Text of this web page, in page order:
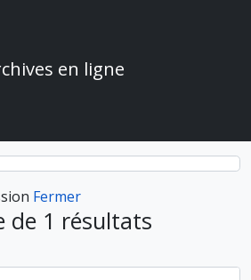
en ligne
Fermer
de 1 résultats